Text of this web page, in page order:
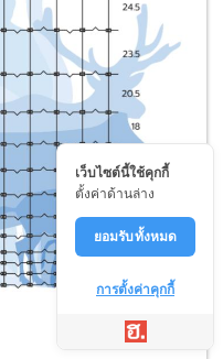
เว็บไซต์นี้ใช้คุกกี้
ตั้งค่าด้านล่าง
ยอมรับทั้งหมด
การตั้งค่าคุกกี้